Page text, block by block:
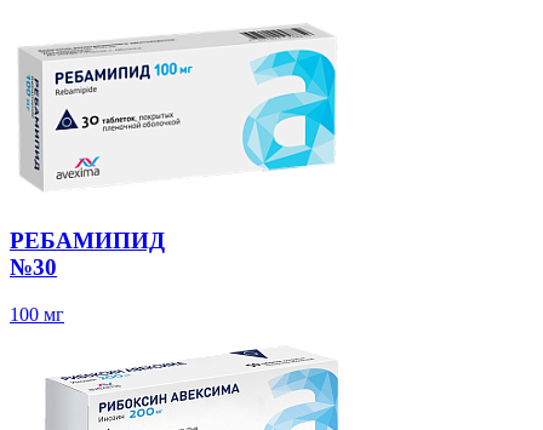
РЕБАМИПИД
№30
100 мг